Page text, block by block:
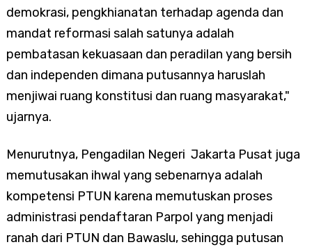
demokrasi, pengkhianatan terhadap agenda dan
mandat reformasi salah satunya adalah
pembatasan kekuasaan dan peradilan yang bersih
dan independen dimana putusannya haruslah
menjiwai ruang konstitusi dan ruang masyarakat,"
ujarnya.
Menurutnya, Pengadilan Negeri Jakarta Pusat juga
memutusakan ihwal yang sebenarnya adalah
kompetensi PTUN karena memutuskan proses
administrasi pendaftaran Parpol yang menjadi
ranah dari PTUN dan Bawaslu, sehingga putusan